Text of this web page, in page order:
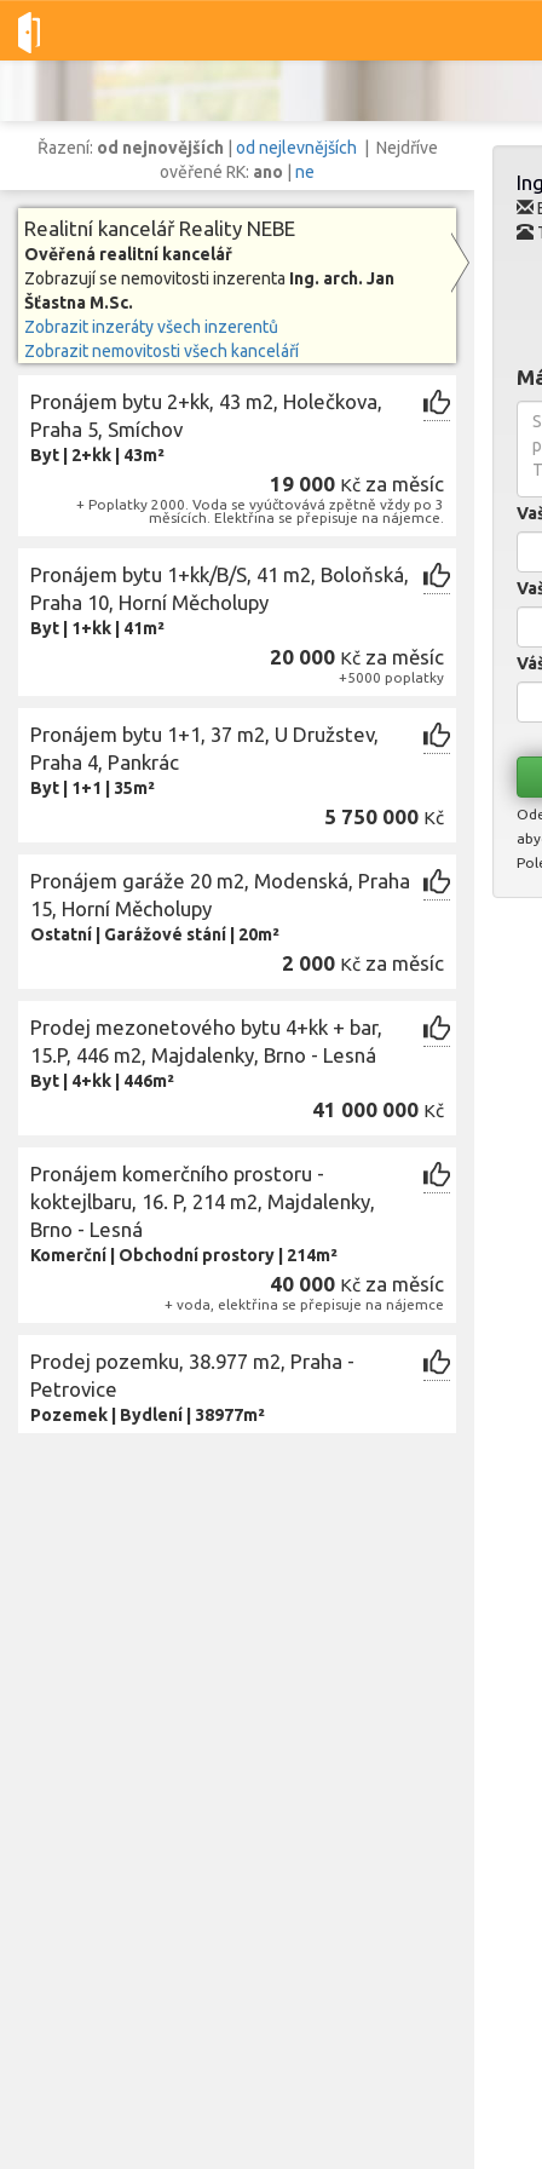
Dobré-nemovitosti.cz Reality NEBE Ing. arch. Jan Šťastna
Vše Pozemky
Lokalita
Lokalita
Lokalita
Cena
Řazení: od nejnovějších od nejlevnějších | Nejdříve
ověřené RK: ano ne
Realitní kancelář Reality NEBE
Ověřená realitní kancelář
Zobrazují se nemovitosti inzerenta Ing. arch. Jan
Šťastna M.Sc.
Zobrazit inzeráty všech inzerentů
Zobrazit nemovitosti všech kanceláří
Pronájem bytu 2+kk, 43 m2, Holečkova,
Praha 5, Smíchov
Byt 2+kk 43m²
19 000 Kč za měsíc
+ Poplatky 2000. Voda se vyúčtovává zpětně vždy po 3
měsících. Elektřina se přepisuje na nájemce.
Pronájem bytu 1+kk/B/S, 41 m2, Boloňská,
Praha 10, Horní Měcholupy
Byt 1+kk 41m²
20 000 Kč za měsíc
+5000 poplatky
Pronájem bytu 1+1, 37 m2, U Družstev,
Praha 4, Pankrác
Byt 1+1 35m²
5 750 000 Kč
Pronájem garáže 20 m2, Modenská, Praha
15, Horní Měcholupy
Ostatní Garážové stání 20m²
2 000 Kč za měsíc
Prodej mezonetového bytu 4+kk + bar,
15.P, 446 m2, Majdalenky, Brno - Lesná
Byt 4+kk 446m²
41 000 000 Kč
Pronájem komerčního prostoru -
koktejlbaru, 16. P, 214 m2, Majdalenky,
Brno - Lesná
Komerční Obchodní prostory 214m²
40 000 Kč za měsíc
+ voda, elektřina se přepisuje na nájemce
Prodej pozemku, 38.977 m2, Praha -
Petrovice
Pozemek Bydlení 38977m²